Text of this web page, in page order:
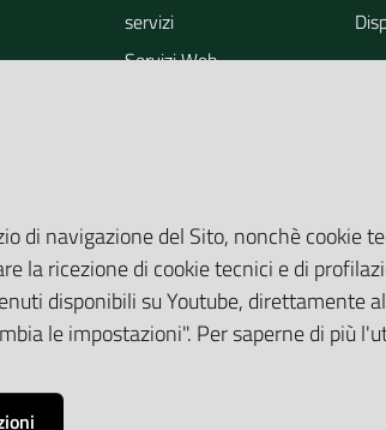
servizi
Servizi Web
di navigazione del Sito, nonchè cookie
la ricezione di cookie tecnici e di
disponibili su Youtube, direttamente
le impostazioni". Per saperne di più